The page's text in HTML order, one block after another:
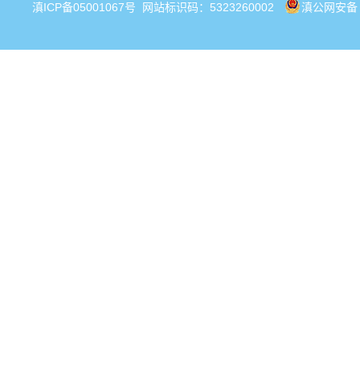
滇ICP备05001067号 网站标识码：5323260002 滇公网安